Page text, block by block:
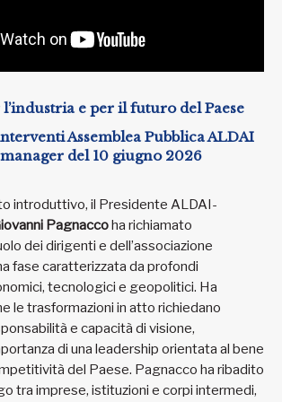
e per il futuro del Paese
Assemblea Pubblica ALDAI
del 10 giugno 2026
introduttivo, il Presidente ALDAI-
Pagnaccoha richiamato
dei dirigenti e dell’associazione
fase caratterizzata da profondi
tecnologici e geopolitici. Ha
le trasformazioni in atto richiedano
e capacità di visione,
di una leadership orientata al bene
del Paese. Pagnacco ha ribadito
tra imprese, istituzioni e corpi intermedi,